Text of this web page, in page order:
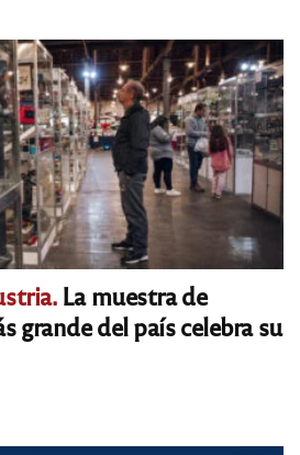
La muestra de
grande del país celebra su